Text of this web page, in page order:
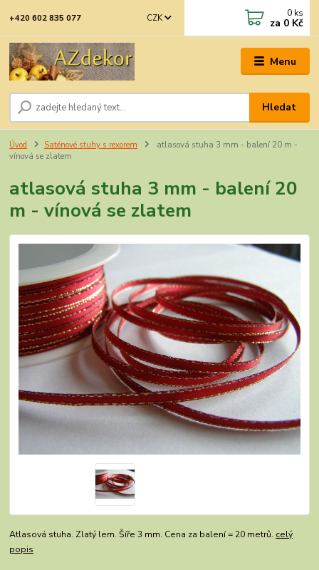
Menu
CZK
Hledat
+420 602 835 077 0 ks
za 0 Kč
Úvod Saténové stuhy s rexorem
atlasová stuha 3 mm - balení 20 m -
vínová se zlatem
atlasová stuha 3 mm - balení 20
m - vínová se zlatem
Atlasová stuha. Zlatý lem. Šíře 3 mm. Cena za balení = 20 metrů. celý
popis